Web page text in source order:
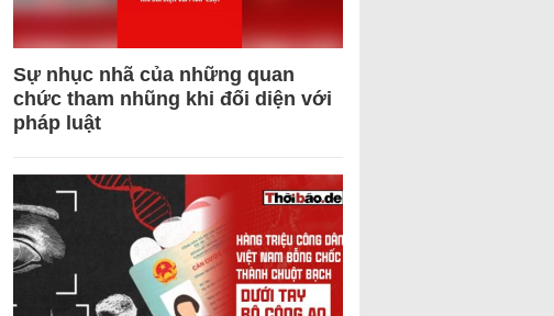
Sự nhục nhã của những quan
chức tham nhũng khi đối diện với
pháp luật